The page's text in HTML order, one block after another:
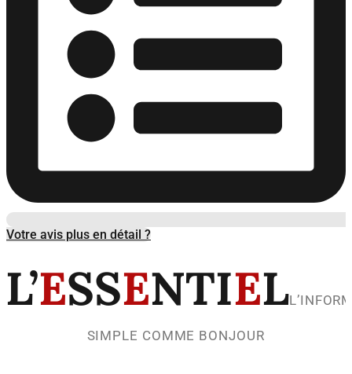
Votre avis plus en détail ?
L’ESSENTIEL
SIMPLE COMME BONJOUR